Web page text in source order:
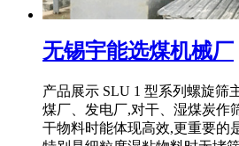
无锡宇能选煤机械厂
产品展示 SLU 1 型系列螺旋筛
煤厂、发电厂,对干、湿煤炭作
干物料时能体现高效,更重要的